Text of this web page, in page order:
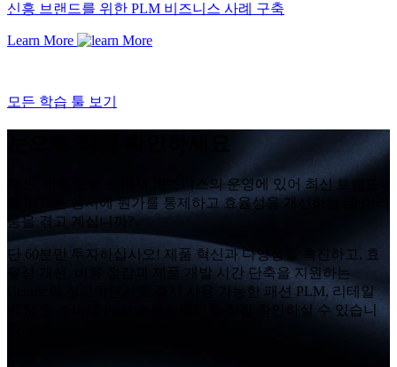
신흥 브랜드를 위한 PLM 비즈니스 사례 구축
Learn More
모든 학습 툴 보기
패션, 의류 또는 소비재 비즈니스의 운영에 있어 최신 트렌드
를 따르는 동시에 원가를 통제하고 효율성을 개선하는 데 어려
움을 겪고 계십니까?
단 60분만 투자하십시오! 제품 혁신과 다양성을 촉진하고, 효
율성 개선, 비용 절감과 제품 개발 시간 단축을 지원하는
Centric의 정교하면서도 즉시 사용 가능한 패션 PLM, 리테일
PLM 및 소비재 PLM 소프트웨어를 직접 확인하실 수 있습니